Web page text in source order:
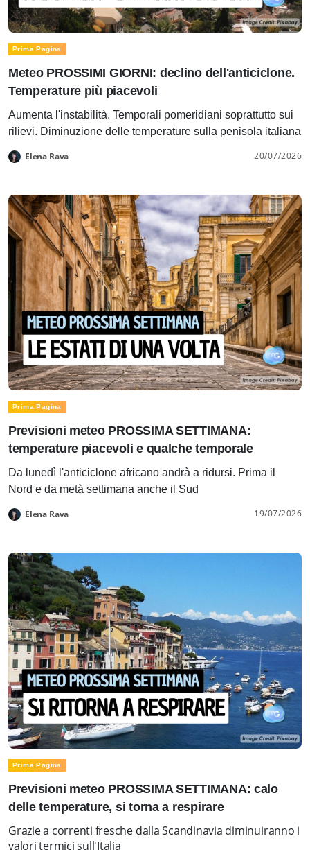
Prima Pagina
Meteo PROSSIMI GIORNI: declino dell'anticiclone.
Temperature più piacevoli
Aumenta l'instabilità. Temporali pomeridiani soprattutto sui
rilievi. Diminuzione delle temperature sulla penisola italiana
Elena Rava 20/07/2026
Prima Pagina
Previsioni meteo PROSSIMA SETTIMANA:
temperature piacevoli e qualche temporale
Da lunedì l'anticiclone africano andrà a ridursi. Prima il
Nord e da metà settimana anche il Sud
Elena Rava 19/07/2026
Prima Pagina
Previsioni meteo PROSSIMA SETTIMANA: calo
delle temperature, si torna a respirare
Grazie a correnti fresche dalla Scandinavia diminuiranno i
valori termici sull'Italia